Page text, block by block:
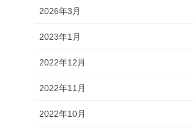
2026年3月
2023年1月
2022年12月
2022年11月
2022年10月